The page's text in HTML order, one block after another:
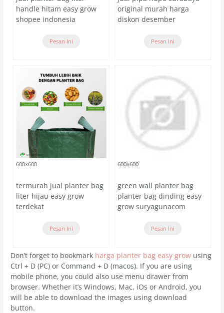
handle hitam easy grow
shopee indonesia
Pesan Ini
original murah harga
diskon desember
Pesan Ini
600×600
termurah jual planter bag
liter hijau easy grow
terdekat
Pesan Ini
600×600
green wall planter bag
planter bag dinding easy
grow suryagunacom
Pesan Ini
Don’t forget to bookmark harga planter bag easy grow using
Ctrl + D (PC) or Command + D (macos). If you are using
mobile phone, you could also use menu drawer from
browser. Whether it’s Windows, Mac, iOs or Android, you
will be able to download the images using download
button.